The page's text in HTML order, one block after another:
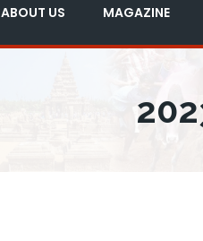
ABOUT US MAGAZINE